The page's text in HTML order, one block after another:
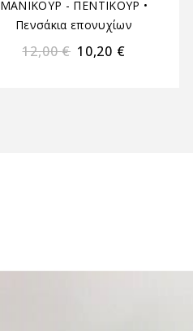
ΜΑΝΙΚΟΥΡ - ΠΕΝΤΙΚΟΥΡ •
Πενσάκια επονυχίων
12,00€ 10,20 €